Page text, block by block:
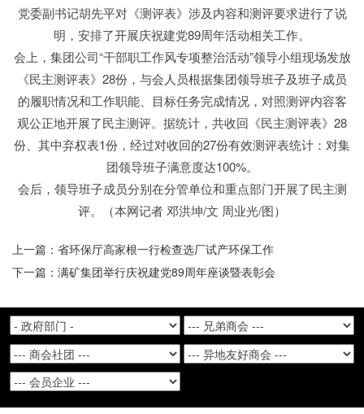
党委副书记胡先平对《测评表》涉及内容和测评要求进行了说
明，安排了开展庆祝建党89周年活动相关工作。
会上，集团公司“干部职工作风专项整治活动”领导小组现场发放
《民主测评表》28份，与会人员根据集团领导班子及班子成员
的履职情况和工作职能、目标任务完成情况，对照测评内容客
观公正地开展了民主测评。据统计，共收回《民主测评表》28
份、其中弃权表1份，经过对收回的27份有效测评表统计：对集
团领导班子满意度达100%。
会后，领导班子成员分别在分管单位和重点部门开展了民主测
评。（本网记者 邓洪坤/文 周业光/图）
上一篇：省环保厅高家根一行检查选厂试产环保工作
下一篇：满矿集团举行庆祝建党89周年座谈暨表彰会